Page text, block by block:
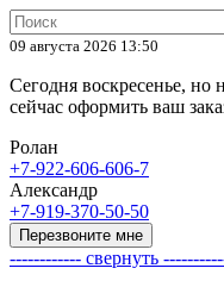
09 августа 2026 13:50
Сегодня воскресенье,
сейчас оформить ваш
Ролан
+7-922-606-606-7
Александр
+7-919-370-50-50
Перезвоните мне
------------ свернуть